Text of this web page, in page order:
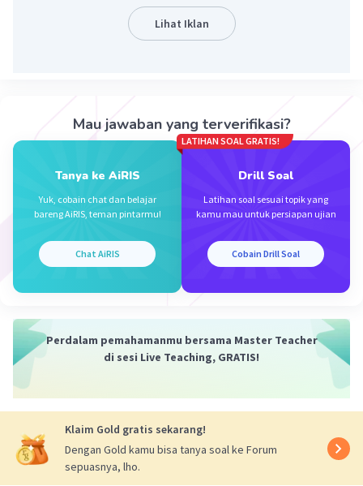
Level 29
16 April 2026 09:49
Beri Rating·0.0(0) Balas
Lihat Iklan
Mau jawaban yang terverifikasi?
Tanya ke AiRIS
Yuk, cobain chat dan belajar
bareng AiRIS, teman pintarmu!
Chat AiRIS
LATIHAN SOAL GRATIS!
Drill Soal
Latihan soal sesuai topik yang
kamu mau untuk persiapan ujian
Cobain Drill Soal
Perdalam pemahamanmu bersama Master Teacher
di sesi Live Teaching, GRATIS!
Klaim Gold gratis sekarang!
Dengan Gold kamu bisa tanya soal ke Forum
sepuasnya, lho.